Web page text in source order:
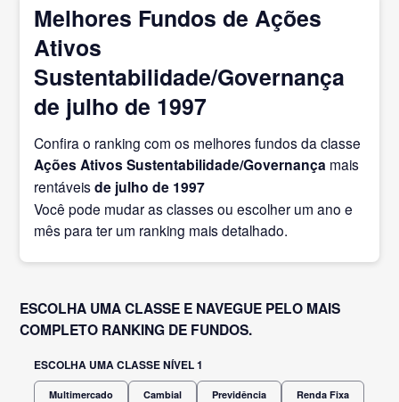
Melhores Fundos de Ações
Ativos
Sustentabilidade/Governança
de julho de 1997
Confira o ranking com os melhores fundos da classe
Ações Ativos Sustentabilidade/Governança mais
rentáveisde julho de 1997
Você pode mudar as classes ou escolher um ano e
mês para ter um ranking mais detalhado.
ESCOLHA UMA CLASSE E NAVEGUE PELO MAIS
COMPLETO RANKING DE FUNDOS.
ESCOLHA UMA CLASSE NÍVEL 1
Multimercado Cambial Previdência
Renda Fixa